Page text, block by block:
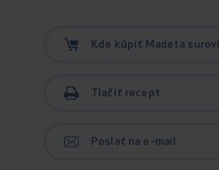
Kde kúpiť Madeta
Tlačiť recept
Poslať na e-mail